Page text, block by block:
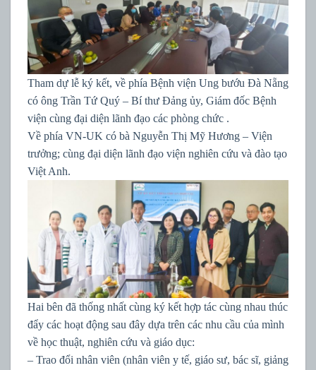
Tham dự lễ ký kết, về phía Bệnh viện Ung bướu Đà Nẵng
có ông Trần Tứ Quý – Bí thư Đảng ủy, Giám đốc Bệnh
viện cùng đại diện lãnh đạo các phòng chức .
Về phía VN-UK có bà Nguyễn Thị Mỹ Hương – Viện
trưởng; cùng đại diện lãnh đạo viện nghiên cứu và đào tạo
Việt Anh.
Hai bên đã thống nhất cùng ký kết hợp tác cùng nhau thúc
đẩy các hoạt động sau đây dựa trên các nhu cầu của mình
về học thuật, nghiên cứu và giáo dục:
– Trao đổi nhân viên (nhân viên y tế, giáo sư, bác sĩ, giảng